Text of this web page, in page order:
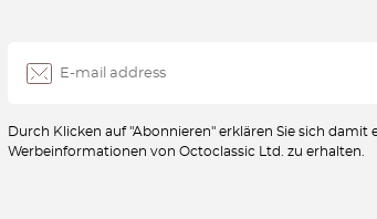
Durch Klicken auf "Abonnieren" erklären Sie sich damit
Werbeinformationen von Octoclassic Ltd. zu erhalten.